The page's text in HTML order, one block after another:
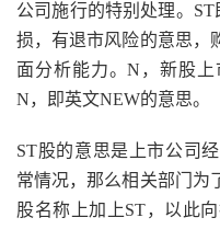
公司施行的特别处理。
损，有退市风险的意思，
面分析能力。N，新股
N，即英文NEW的意思。
ST股的意思是上市公司
常情况，那么相关部门为
股名称上加上ST，以此